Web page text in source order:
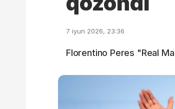
7 iyun 2026, 23:36
Florentino Peres "Real